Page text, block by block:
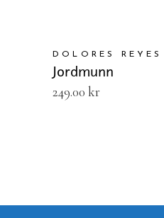
DOLORES REYES
Jordmunn
249.00 kr